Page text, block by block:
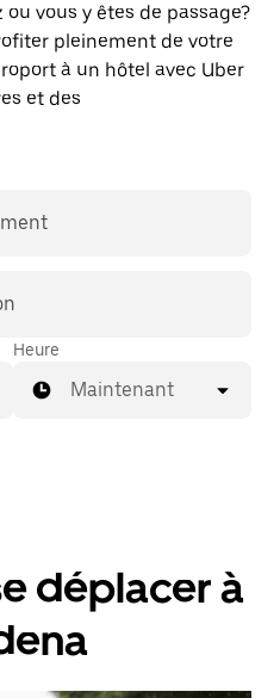
vous y êtes de passage?
pleinement de votre
à un hôtel avec Uber
et des
Heure
Maintenant
déplacer à